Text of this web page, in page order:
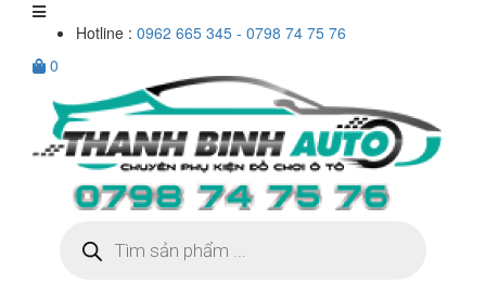
Hotline : 0962 665 345 - 0798 74 75 76
0
kiếm
sản